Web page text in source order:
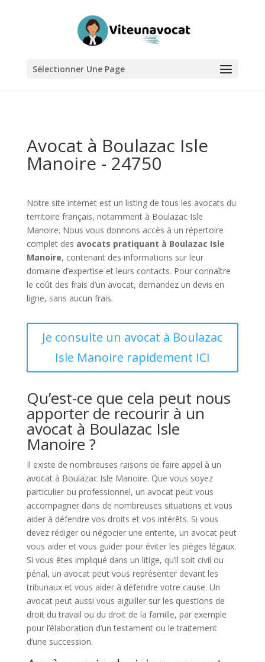
Sélectionner Une Page
Avocat à Boulazac Isle
Manoire - 24750
Notre site internet est un listing de tous les avocats du
territoire français, notamment à Boulazac Isle
Manoire. Nous vous donnons accès à un répertoire
complet des avocats pratiquant à Boulazac Isle
Manoire, contenant des informations sur leur
domaine d’expertise et leurs contacts. Pour connaître
le coût des frais d’un avocat, demandez un devis en
ligne, sans aucun frais.
Je consulte un avocat à Boulazac
Isle Manoire rapidement ICI
Qu’est-ce que cela peut nous
apporter de recourir à un
avocat à Boulazac Isle
Manoire ?
Il existe de nombreuses raisons de faire appel à un
avocat à Boulazac Isle Manoire. Que vous soyez
particulier ou professionnel, un avocat peut vous
accompagner dans de nombreuses situations et vous
aider à défendre vos droits et vos intérêts. Si vous
devez rédiger ou négocier une entente, un avocat peut
vous aider et vous guider pour éviter les pièges légaux.
Si vous êtes impliqué dans un litige, qu’il soit civil ou
pénal, un avocat peut vous représenter devant les
tribunaux et vous aider à défendre votre cause. Un
avocat peut aussi vous aiguiller sur les questions de
droit du travail ou du droit de la famille, par exemple
pour l’élaboration d’un testament ou le traitement
d’une succession.